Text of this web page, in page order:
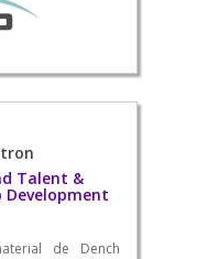
Talent &
Development
de Dench